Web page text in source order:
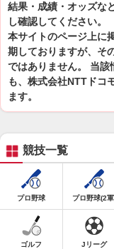
結果・成績・オッズな
し確認してください。
本サイトのページ上に
期しておりますが、そ
ではありません。 当該
も、株式会社NTTドコ
ます。
競技一覧
プロ野球 プロ野球(2
ゴルフ Jリーグ